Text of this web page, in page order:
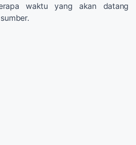
waktu yang akan datang